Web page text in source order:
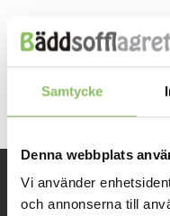
Samtycke
Denna webbplats
Vi använder
och annonserna till
Both comments and
←Previous
Next→
INFORMATION